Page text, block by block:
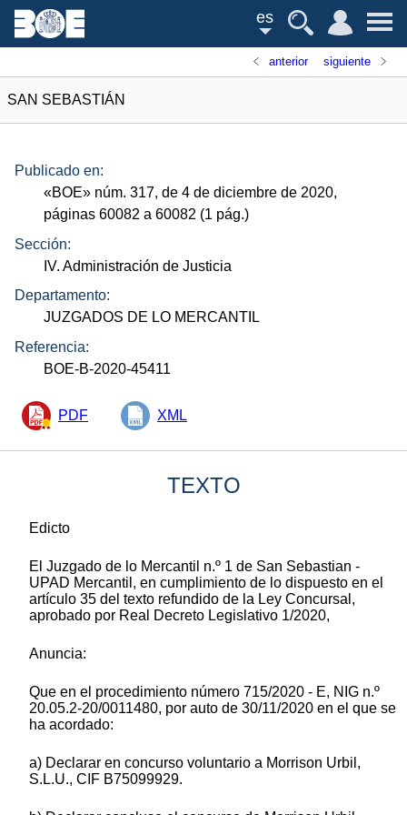
es
anterior siguiente
SAN SEBASTIÁN
Publicado en:
«BOE» núm. 317, de 4 de diciembre de 2020,
páginas 60082 a 60082 (1 pág.)
Sección:
IV. Administración de Justicia
Departamento:
JUZGADOS DE LO MERCANTIL
Referencia:
BOE-B-2020-45411
PDF XML
TEXTO
Edicto
El Juzgado de lo Mercantil n.º 1 de San Sebastian -
UPAD Mercantil, en cumplimiento de lo dispuesto en el
artículo 35 del texto refundido de la Ley Concursal,
aprobado por Real Decreto Legislativo 1/2020,
Anuncia:
Que en el procedimiento número 715/2020 - E, NIG n.º
20.05.2-20/0011480, por auto de 30/11/2020 en el que se
ha acordado:
a) Declarar en concurso voluntario a Morrison Urbil,
S.L.U., CIF B75099929.